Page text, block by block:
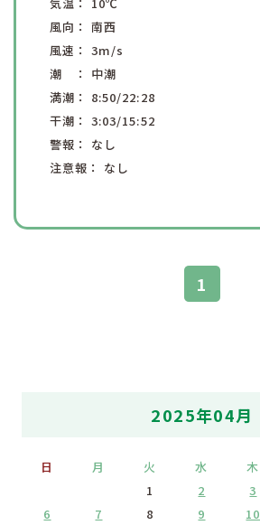
風向：南西
風速：3m/s
潮 ： 中潮
満潮： 8:50/22:28
干潮：3:03/15:52
警報： なし
注意報： なし
1
2025年04月
日 月 火 水 木
1 2 3
6
7 8 9 10